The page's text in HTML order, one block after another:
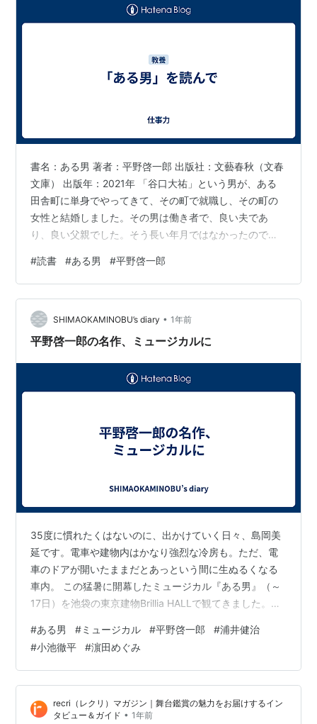
書名：ある男 著者：平野啓一郎 出版社：文藝春秋（文春
文庫） 出版年：2021年 「谷口大祐」という男が、ある
田舎町に単身でやってきて、その町で就職し、その町の
女性と結婚しました。その男は働き者で、良い夫であ
り、良い父親でした。そう長い年月ではなかったのです
突然の不幸が訪れました。谷口大祐が仕事中に事故で亡
くなったのです。加えて、あんなに優しく仕事もできる
人物であったのに、「谷口大祐」と名乗っていた男がま
ったくの別人だとわかったのです。 困った妻は、以前お
世話になった横浜市の弁護士に相談しました。警察にも
#読書 #ある男 #平野啓一郎
SHIMAOKAMINOBU’s diary • 1年前
平野啓一郎の名作、ミュージカルに
35度に慣れたくはないのに、出かけていく日々、島岡美
延です。電車や建物内はかなり強烈な冷房も。ただ、電
車のドアが開いたままだとあっという間に生ぬるくなる
車内。 この猛暑に開幕したミュージカル『ある男』（～
17日）を池袋の東京建物Brillia HALLで観てきました。平
ージカル化。 弁護士・城戸（浦井健治）が受けた奇妙な
依頼。愛した夫を事故を亡くした里枝（ソニン）は、疎
遠だった夫の兄が弔問に来た時、写真を見て「弟とは別
人」と言ったというのだ。共に暮らした夫（小池徹平）
は、本当はどこの誰だったのか知りたい――。 主な出演
#ある男 #ミュージカル #平野啓一郎 #浦井健治
#小池徹平 #濵田めぐみ
recri（レクリ）マガジン｜舞台鑑賞の魅力をお届けするイン
タビュー＆ガイド • 1年前